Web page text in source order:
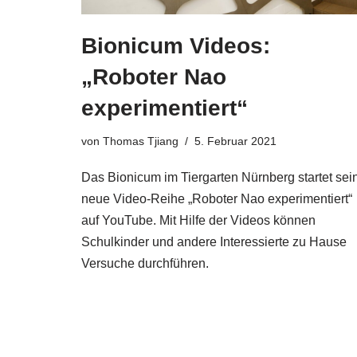
Bionicum Videos:
„Roboter Nao
experimentiert“
von Thomas Tjiang 5. Februar 2021
Das Bionicum im Tiergarten Nürnberg startet
neue Video-Reihe „Roboter Nao experimentiert“
auf YouTube. Mit Hilfe der Videos können
Schulkinder und andere Interessierte zu Hause
Versuche durchführen.